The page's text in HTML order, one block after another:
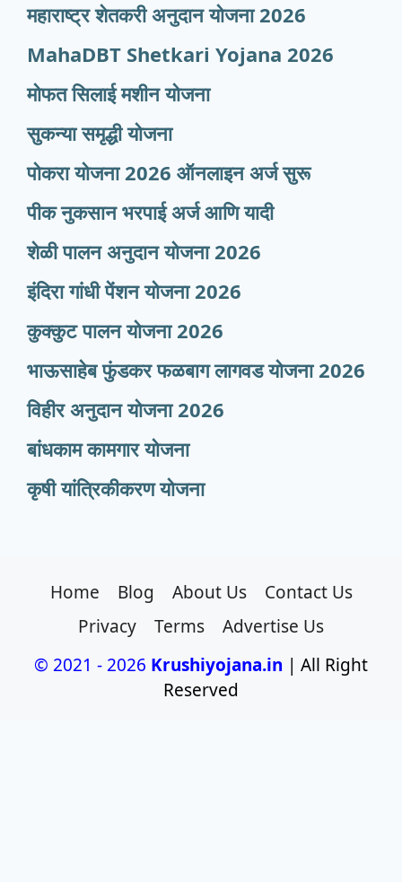
महाराष्ट्र शेतकरी अनुदान योजना 2026
MahaDBT Shetkari Yojana 2026
मोफत सिलाई मशीन योजना
सुकन्या समृद्धी योजना
पोकरा योजना 2026 ऑनलाइन अर्ज सुरू
पीक नुकसान भरपाई अर्ज आणि यादी
शेळी पालन अनुदान योजना 2026
इंदिरा गांधी पेंशन योजना 2026
कुक्कुट पालन योजना 2026
भाऊसाहेब फुंडकर फळबाग लागवड योजना 2026
विहीर अनुदान योजना 2026
बांधकाम कामगार योजना
कृषी यांत्रिकीकरण योजना
Home Blog About Us
Contact Us
Privacy
Terms
Advertise Us
© 2021 - 2026 Krushiyojana.in | All Right
Reserved